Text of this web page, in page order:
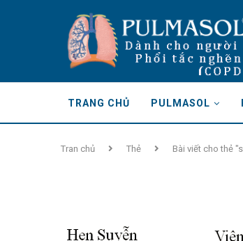
TRANG CHỦ PULMASOL
Tran chủ Thẻ Bài viết cho thẻ